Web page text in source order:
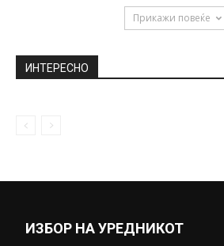
Прикажи повеќе
ИНТЕРЕСНО
ИЗБОР НА УРЕДНИКОТ